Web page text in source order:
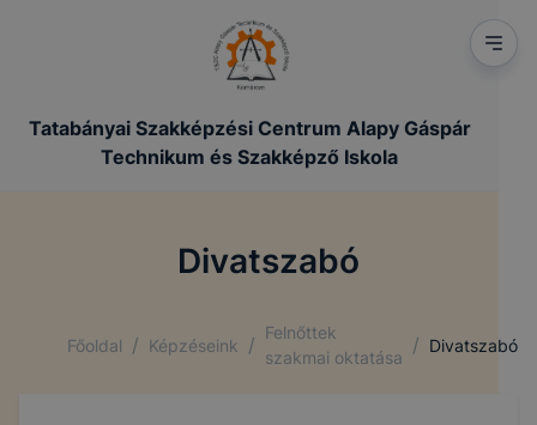
Tatabányai Szakképzési Centrum Alapy Gáspár
Technikum és Szakképző Iskola
Divatszabó
Főoldal / Képzéseink /
Felnőttek
szakmai oktatása
/ Divatszabó